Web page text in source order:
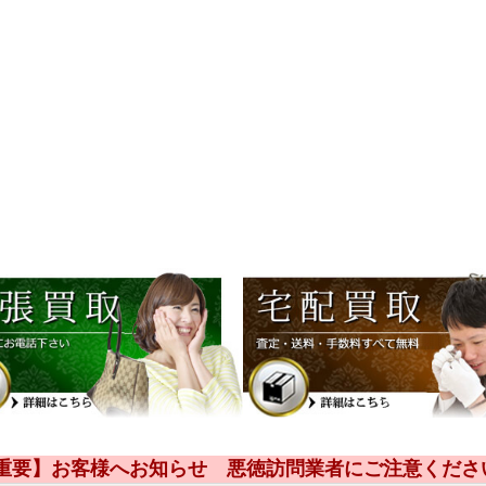
要】お客様へお知らせ 悪徳訪問業者にご注意くださ